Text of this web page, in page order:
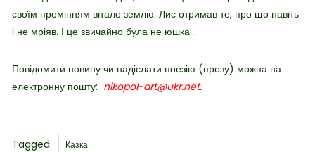
своїм промінням вітало землю. Лис отримав те, про що навіть
і не мріяв. І це звичайно була не юшка…
Повідомити новину чи надіслати поезію (прозу) можна на
електронну пошту: nikopol-art@ukr.net.
Tagged: Tags
Казка